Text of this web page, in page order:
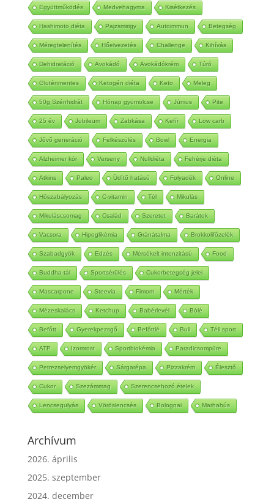
Együttműködés Medvehagyma Kisétkezés
Hashimoto diéta Pajzsmirigy Autoimmun Betegség
Méregtelenítés Hőelvezetés Challenge Kihívás
Dehidratáció Avokádó Avokádókrém Túró
Gluténmentes Ketogén diéta Keto Meleg
50g Szénhidrát Hónap gyümölcse Június Pite
25 év Jubileum Zabkása Kefír Low carb
Jővő generáció Felkészülés Bowl Energia
Alzheimer kór Verseny Nulldiéta Fehérje diéta
Atkins Paleo Üdítő hatású Folyadék Online
Hőszabályozás C-vitamin Tél Mikulás
Mikuláscsomag Család Szeretet Barátok
Vacsora Hipoglikémia Gránátalma Brokkolifőzelék
Szabadgyök Edzés Mérsékelt intenzitású Food
Buddha-tál Sportsérülés Cukorbetegség jelei
Mascarpone Steevia Fimom Mérték
Mézeskalács Ketchup Babérlevél Bólé
Befőtt Gyerekpezsgő Befőttlé Buli Téli sport
ATP Izomrost Sportbiokémia Paradicsompüre
Petrezselyemgyökér Sárgarépa Pizzakrém Élesztő
Cukor Szezámmag Szerencsehozó ételek
Lencsegulyás Vöröslencsés Bolognai Marhahús
Archívum
2026. április
2025. szeptember
2024. december